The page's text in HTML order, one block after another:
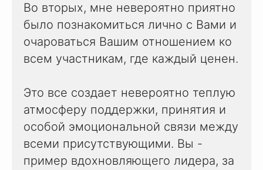
Во вторых, мне невероятно приятно
было познакомиться лично с Вами и
очароваться Вашим отношением ко
всем участникам, где каждый ценен.
Это все создает невероятно теплую
атмосферу поддержки, принятия и
особой эмоциональной связи между
всеми присутствующими. Вы -
пример вдохновляющего лидера, за